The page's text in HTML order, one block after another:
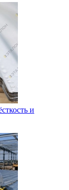
и